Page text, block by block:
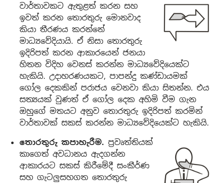
වාර්තාවකට ඇතුළත් කරන සහ
ඉවත් කරන තොරතුරු මොනවාද
කියා තීරණය කරන්නේ
මාධ්‍යවේදියායි. ඒ නිසා තොරතුරු
ඉදිරිපත් කරන ආකාරයෙන් ජනයා
හිතන විදිහ වෙනස් කරන්න මාධ්‍යවේදියෙක්ට
හැකියි. උදාහරණයකට, පාපන්දු කණ්ඩායමක්
ගෝල දෙකකින් පරාජය වෙනවා කියා සිතන්න. එය
සත්‍යයක් වුණත් ඒ ගෝල දෙක අහිමි වීම ගැන
ඔහුගේ මතයට අනුව තොරතුරු ඉදිරිපත් කරමින්
වාර්තාවක් සකස් කරන්න මාධ්‍යවේදියෙක්ට හැකියි.
තොරතුරු කපාහැරීම. ප්‍රවෘත්තියක්
කාගෙත් අවධානය ඇදගන්න
ආකාරයට සකස් කිරීමේදී සංකීර්ණ
සහ ගැටලුසහගත තොරතුරු